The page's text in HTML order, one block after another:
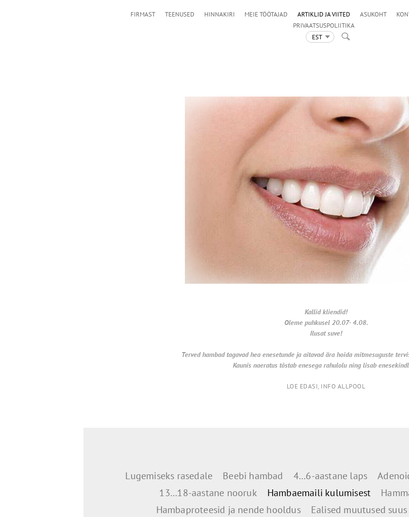
FIRMAST TEENUSED HINNAKIRI MEIE TÖÖTAJAD ARTIKLID JA VIITED ASUKOHT
PRIVAATSUSPOLIITIKA
EST
Kallid kliendid!
Oleme puhkusel 20.07- 4.08.
Ilusat suve!
Terved hambad tagavad hea enesetunde ja aitavad ära hoida mitmesuguste
Kaunis naeratus tõstab enesega rahulolu ning lisab
LOE EDASI, INFO ALLPOOL
Lugemiseks rasedale Beebi hambad 4...6-aastane laps
13...18-aastane nooruk
Hambaemaili kulumisest
Hambaproteesid ja nende hooldus
Ealised muutused suus